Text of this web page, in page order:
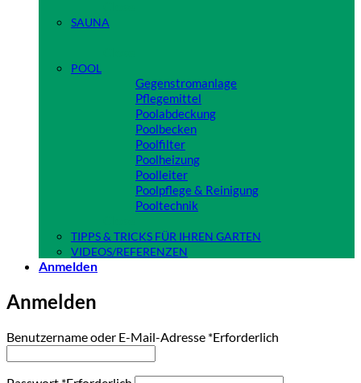
SAUNA
POOL
Gegenstromanlage
Pflegemittel
Poolabdeckung
Poolbecken
Poolfilter
Poolheizung
Poolleiter
Poolpflege & Reinigung
Pooltechnik
TIPPS & TRICKS FÜR IHREN GARTEN
VIDEOS/REFERENZEN
Anmelden
Anmelden
Benutzername oder E-Mail-Adresse *Erforderlich